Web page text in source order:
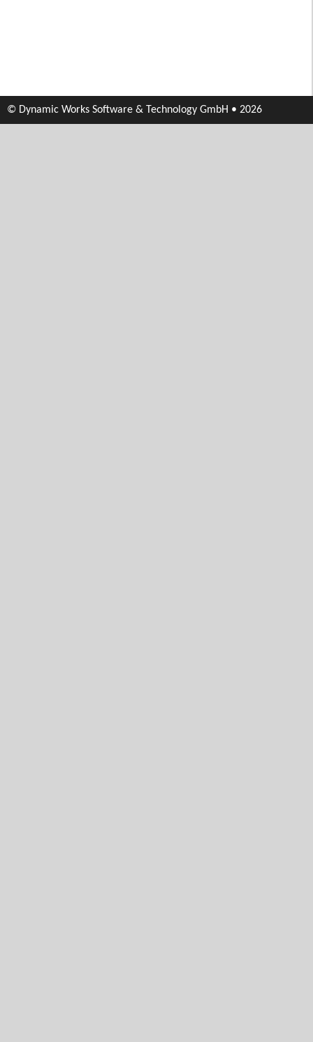
© Dynamic Works Software & Technology GmbH • 2026